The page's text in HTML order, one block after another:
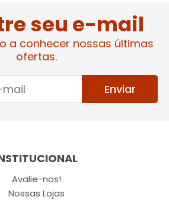
seu e-mail
a conhecer nossas últimas
ofertas.
Enviar
Avalie-nos!
Nossas Lojas